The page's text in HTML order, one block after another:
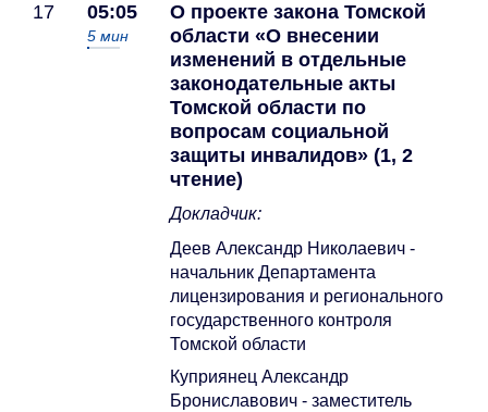
17 05:05
5 мин
О проекте закона Томской
области «О внесении
изменений в отдельные
законодательные акты
Томской области по
вопросам социальной
защиты инвалидов» (1, 2
чтение)
Докладчик:
Деев Александр Николаевич -
начальник Департамента
лицензирования и регионального
государственного контроля
Томской области
Куприянец Александр
Брониславович - заместитель